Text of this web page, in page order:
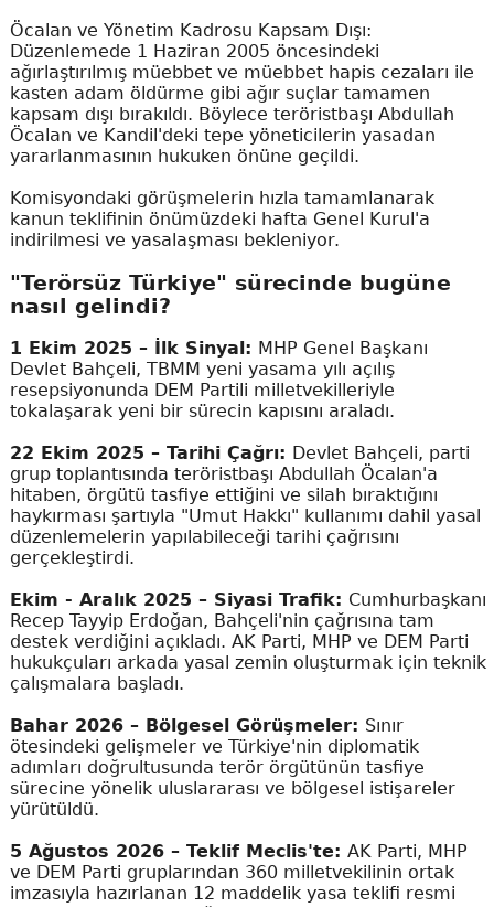
Öcalan ve Yönetim Kadrosu Kapsam Dışı:
Düzenlemede 1 Haziran 2005 öncesindeki
ağırlaştırılmış müebbet ve müebbet hapis cezaları ile
kasten adam öldürme gibi ağır suçlar tamamen
kapsam dışı bırakıldı. Böylece teröristbaşı Abdullah
Öcalan ve Kandil'deki tepe yöneticilerin yasadan
yararlanmasının hukuken önüne geçildi.
Komisyondaki görüşmelerin hızla tamamlanarak
kanun teklifinin önümüzdeki hafta Genel Kurul'a
indirilmesi ve yasalaşması bekleniyor.
"Terörsüz Türkiye" sürecinde bugüne
nasıl gelindi?
1 Ekim 2025 – İlk Sinyal: MHP Genel Başkanı
Devlet Bahçeli, TBMM yeni yasama yılı açılış
resepsiyonunda DEM Partili milletvekilleriyle
tokalaşarak yeni bir sürecin kapısını araladı.
22 Ekim 2025 – Tarihi Çağrı: Devlet Bahçeli, parti
grup toplantısında teröristbaşı Abdullah Öcalan'a
hitaben, örgütü tasfiye ettiğini ve silah bıraktığını
haykırması şartıyla "Umut Hakkı" kullanımı dahil yasal
düzenlemelerin yapılabileceği tarihi çağrısını
gerçekleştirdi.
Ekim - Aralık 2025 – Siyasi Trafik: Cumhurbaşkanı
Recep Tayyip Erdoğan, Bahçeli'nin çağrısına tam
destek verdiğini açıkladı. AK Parti, MHP ve DEM Parti
hukukçuları arkada yasal zemin oluşturmak için teknik
çalışmalara başladı.
Bahar 2026 – Bölgesel Görüşmeler: Sınır
ötesindeki gelişmeler ve Türkiye'nin diplomatik
adımları doğrultusunda terör örgütünün tasfiye
sürecine yönelik uluslararası ve bölgesel istişareler
yürütüldü.
5 Ağustos 2026 – Teklif Meclis'te: AK Parti, MHP
ve DEM Parti gruplarından 360 milletvekilinin ortak
imzasıyla hazırlanan 12 maddelik yasa teklifi resmi